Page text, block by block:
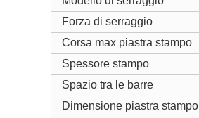
Forza di serraggio
Corsa max piastra stampo
Spessore stampo
Spazio tra le barre
Dimensione piastra stampo